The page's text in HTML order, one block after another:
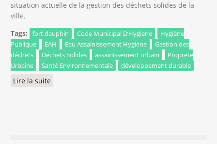
situation actuelle de la gestion des déchets solides de la
ville.
Tags:
fort dauphin Code Municipal D’Hygiene
Hygiène
Publique
EAH Eau Assainissement Hygiène
Gestion des
déchets
Déchets Solides assainissement urbain
Propreté
Urbaine
Santé Environnementale développement durable
Lire la suite